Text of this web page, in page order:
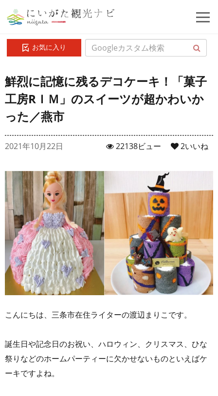
お気に入り
鮮烈に記憶に残るデコケーキ！「菓子
工房RＩＭ」のスイーツが超かわいか
った／燕市
2021年10月22日 2いいね
22138ビュー
こんにちは、三条市在住ライターの渡辺まりこです。
誕生日や記念日のお祝い、ハロウィン、クリスマス、ひな
祭りなどのホームパーティーに欠かせないものといえばケ
ーキですよね。